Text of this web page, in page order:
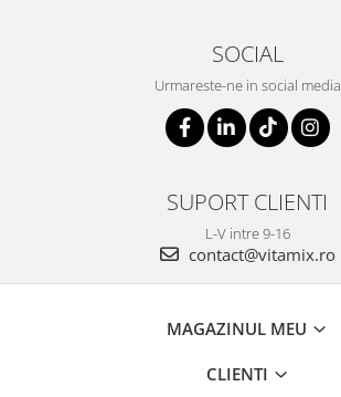
SOCIAL
Urmareste-ne in social media
SUPORT CLIENTI
L-V intre 9-16
contact@vitamix.ro
MAGAZINUL MEU
CLIENTI